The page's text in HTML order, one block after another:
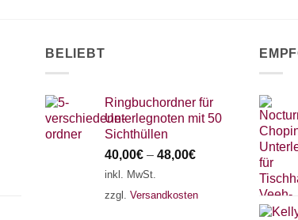
BELIEBT
Ringbuchordner für
Unterlegnoten mit 50
Sichthüllen
40,00€ – 48,00€
inkl. MwSt.
zzgl. Versandkosten